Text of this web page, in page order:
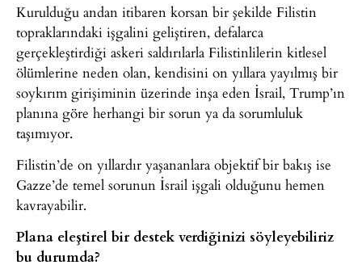
Kurulduğu andan itibaren korsan bir şekilde Filistin
topraklarındaki işgalini geliştiren, defalarca
gerçekleştirdiği askeri saldırılarla Filistinlilerin kitlesel
ölümlerine neden olan, kendisini on yıllara yayılmış bir
soykırım girişiminin üzerinde inşa eden İsrail, Trump’ın
planına göre herhangi bir sorun ya da sorumluluk
taşımıyor.
Filistin’de on yıllardır yaşananlara objektif bir bakış ise
Gazze’de temel sorunun İsrail işgali olduğunu hemen
kavrayabilir.
Plana eleştirel bir destek verdiğinizi söyleyebiliriz
bu durumda?